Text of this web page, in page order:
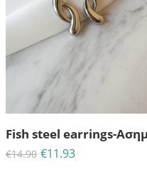
Fish steel earrings-
€14.90 €11.93